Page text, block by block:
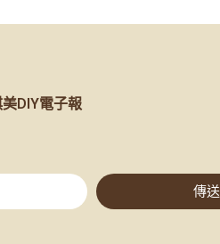
DIY電子報
傳送